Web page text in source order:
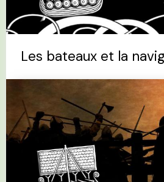
Les bateaux et la